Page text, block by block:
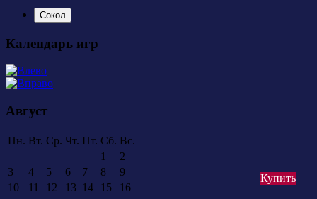
Купить
Сокол
Календарь игр
Август
Пн. Вт. Ср. Чт. Пт. Сб. Вс.
1
2
3
4 5 6 7 8
9
10
11 12 13 14 15
16